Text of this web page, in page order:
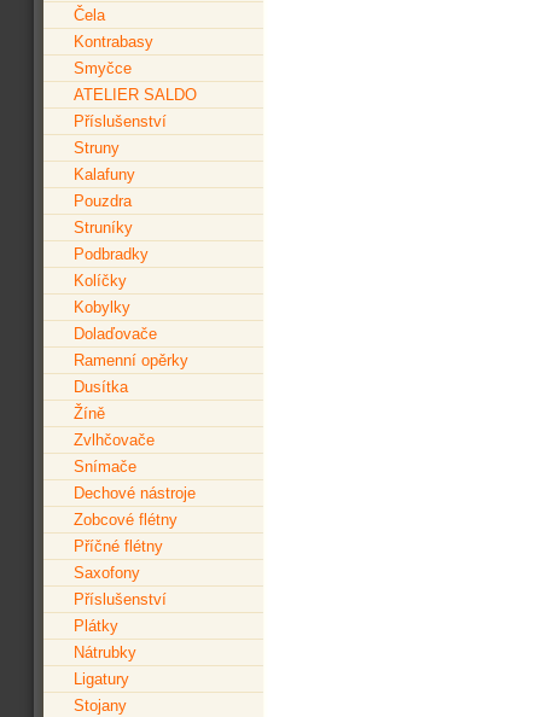
Čela
Kontrabasy
Smyčce
ATELIER SALDO
Příslušenství
Struny
Kalafuny
Pouzdra
Struníky
Podbradky
Kolíčky
Kobylky
Dolaďovače
Ramenní opěrky
Dusítka
Žíně
Zvlhčovače
Snímače
Dechové nástroje
Zobcové flétny
Příčné flétny
Saxofony
Příslušenství
Plátky
Nátrubky
Ligatury
Stojany